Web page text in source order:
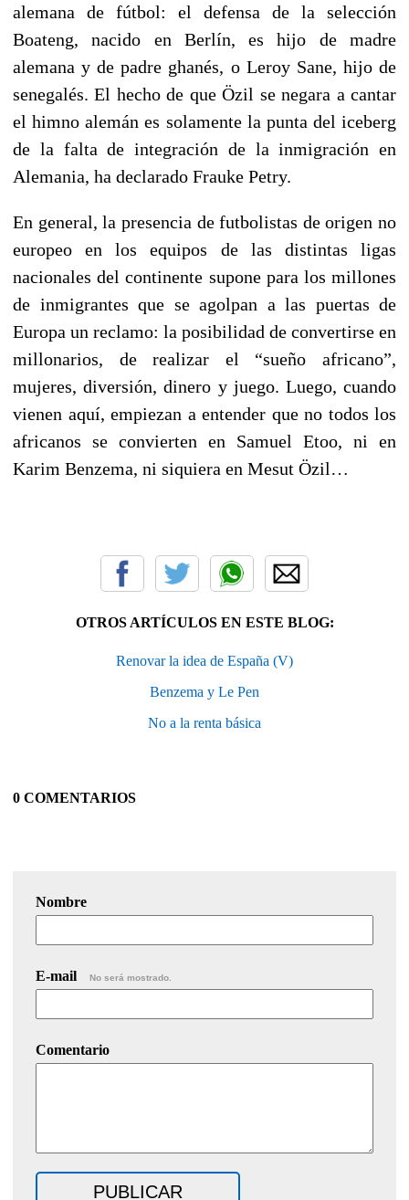
alemana de fútbol: el defensa de la selección
Boateng, nacido en Berlín, es hijo de madre
alemana y de padre ghanés, o Leroy Sane, hijo de
senegalés. El hecho de que Özil se negara a cantar
el himno alemán es solamente la punta del iceberg
de la falta de integración de la inmigración en
Alemania, ha declarado Frauke Petry.
En general, la presencia de futbolistas de origen no
europeo en los equipos de las distintas ligas
nacionales del continente supone para los millones
de inmigrantes que se agolpan a las puertas de
Europa un reclamo: la posibilidad de convertirse en
millonarios, de realizar el “sueño africano”,
mujeres, diversión, dinero y juego. Luego, cuando
vienen aquí, empiezan a entender que no todos los
africanos se convierten en Samuel Etoo, ni en
Karim Benzema, ni siquiera en Mesut Özil…
OTROS ARTÍCULOS EN ESTE BLOG:
Renovar la idea de España (V)
Benzema y Le Pen
No a la renta básica
0 COMENTARIOS
Nombre
E-mail No será mostrado.
Comentario